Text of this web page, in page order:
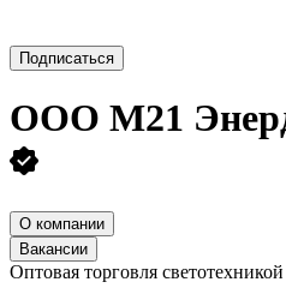
Подписаться
ООО М21
О компании
Вакансии
Оптовая торговля